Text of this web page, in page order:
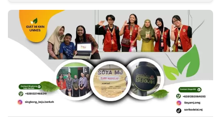
INDONESIA
Partner
Dinamikapost.com
Seedbacklink
Follow